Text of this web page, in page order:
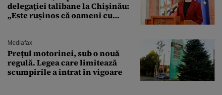
delegației talibane la Chișinău:
„Este rușinos că oameni cu
Mediafax
Prețul motorinei, sub o nouă
regulă. Legea care limitează
scumpirile a intrat în vigoare